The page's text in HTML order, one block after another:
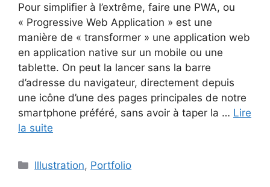
Pour simplifier à l’extrême, faire une PWA, ou
« Progressive Web Application » est une
manière de « transformer » une application web
en application native sur un mobile ou une
tablette. On peut la lancer sans la barre
d’adresse du navigateur, directement depuis
une icône d’une des pages principales de notre
smartphone préféré, sans avoir à taper la … Lire
la suite
Catégories
Illustration, Portfolio